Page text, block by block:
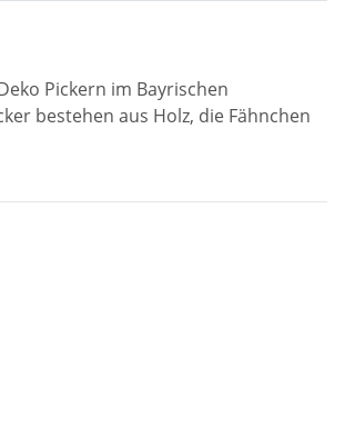
Pickern im Bayrischen
bestehen aus Holz, die Fähnchen